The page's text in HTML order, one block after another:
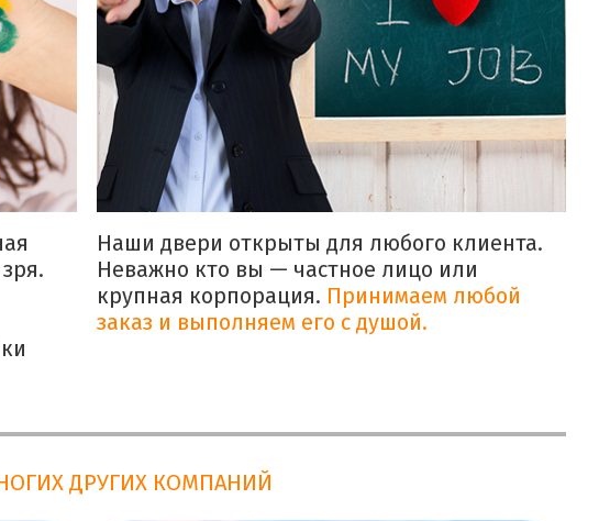
Наши двери открыты для любого клиента.
Неважно кто вы — частное лицо или
крупная корпорация. Принимаем любой
заказ и выполняем его с душой.
ДРУГИХ КОМПАНИЙ